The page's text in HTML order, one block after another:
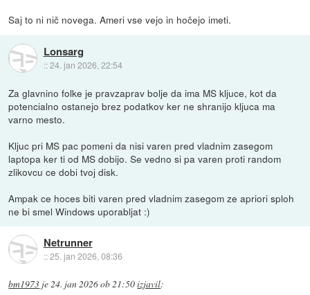
Saj to ni nič novega. Ameri vse vejo in hočejo imeti.
Lonsarg
::24. jan 2026, 22:54
Za glavnino folke je pravzaprav bolje da ima MS kljuce, kot da
potencialno ostanejo brez podatkov ker ne shranijo kljuca ma
varno mesto.
Kljuc pri MS pac pomeni da nisi varen pred vladnim zasegom
laptopa ker ti od MS dobijo. Se vedno si pa varen proti random
zlikovcu ce dobi tvoj disk.
Ampak ce hoces biti varen pred vladnim zasegom ze apriori sploh
ne bi smel Windows uporabljat :)
Netrunner
::25. jan 2026, 08:36
bm1973 je 24. jan 2026 ob 21:50izjavil: